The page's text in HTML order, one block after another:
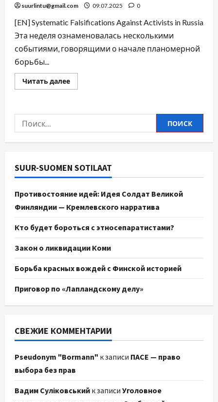
suurlintu@gmail.com 09.07.2025 0
[EN] Systematic Falsifications Against Activists in Russia
Эта неделя ознаменовалась несколькими
событиями, говорящими о начале планомерной
борьбы...
Читать далее
SUUR-SUOMEN SOTILAAT
Противостояние идей: Идея Солдат Великой
Финляндии — Кремлевского нарратива
Кто будет бороться с этносепаратистами?
Закон о ликвидации Коми
Борьба красных вождей с Финской историей
Приговор по «Лапландскому делу»
СВЕЖИЕ КОММЕНТАРИИ
Pseudonym "Bormann" к записи ПАСЕ — право
выбора без прав
Вадим Суліковський к записи Уголовное